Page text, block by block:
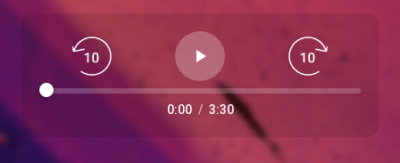
0:00 / 3:30